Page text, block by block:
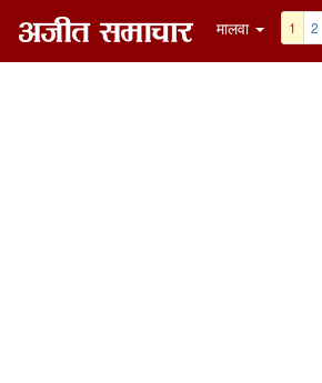
मालवा 1 2